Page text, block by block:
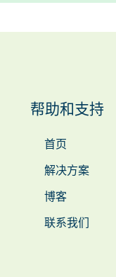
帮助和支持
首页
解决方案
博客
联系我们